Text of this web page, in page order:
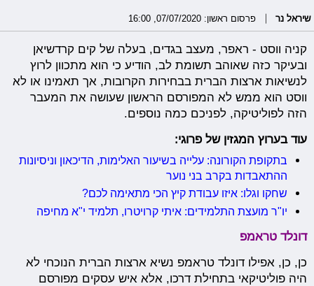
שיראל נר פרסום ראשון: 07/07/2020, 16:00
קניה ווסט - ראפר, מעצב בגדים, בעלה של קים קרדשיאן
ובעיקר כזה שאוהב תשומת לב, הודיע כי הוא מתכוון לרוץ
לנשיאות ארצות הברית בבחירות הקרובות, אך תאמינו או לא
ווסט הוא ממש לא המפורסם הראשון שעושה את המעבר
הזה לפוליטיקה, לפניכם כמה נוספים.
עוד בערוץ המגזין של פרוגי:
בתקופת הקורונה: עלייה בשיעור האלימות, הדיכאון וניסיונות
ההתאבדות בקרב בני נוער
שחקו וגלו: איזו עבודת קיץ הכי מתאימה לכם?
יו"ר מועצת התלמידים: איתי קרויטרו, תלמיד י"א מחיפה
דונלד טראמפ
כן, כן, אפילו דונלד טראמפ נשיא ארצות הברית הנוכחי לא
היה פוליטיקאי בתחילת דרכו, אלא איש עסקים מפורסם